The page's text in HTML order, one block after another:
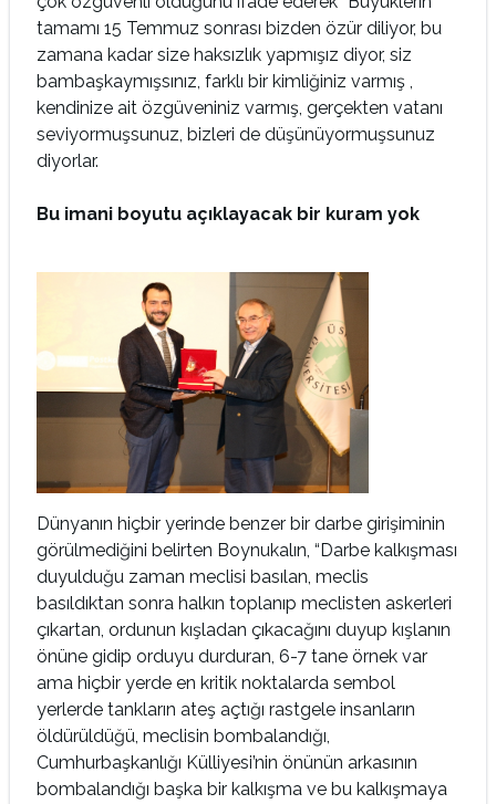
tamamı 15 Temmuz sonrası bizden özür diliyor, bu
zamana kadar size haksızlık yapmışız diyor, siz
bambaşkaymışsınız, farklı bir kimliğiniz varmış ,
kendinize ait özgüveniniz varmış, gerçekten vatanı
seviyormuşsunuz, bizleri de düşünüyormuşsunuz
diyorlar.
Bu imani boyutu açıklayacak bir kuram yok
Dünyanın hiçbir yerinde benzer bir darbe girişiminin
görülmediğini belirten Boynukalın, “Darbe kalkışması
duyulduğu zaman meclisi basılan, meclis
basıldıktan sonra halkın toplanıp meclisten askerleri
çıkartan, ordunun kışladan çıkacağını duyup kışlanın
önüne gidip orduyu durduran, 6-7 tane örnek var
ama hiçbir yerde en kritik noktalarda sembol
yerlerde tankların ateş açtığı rastgele insanların
öldürüldüğü, meclisin bombalandığı,
Cumhurbaşkanlığı Külliyesi’nin önünün arkasının
bombalandığı başka bir kalkışma ve bu kalkışmaya